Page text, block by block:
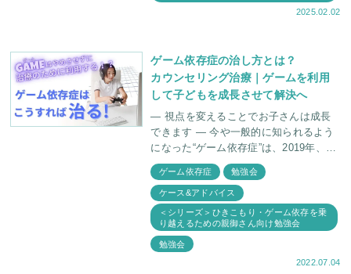
2025.02.02
ゲーム依存症の治し方とは？
カウンセリング治療｜ゲームを利用
して子どもを成長させて解決へ
— 視点を変えることでお子さんは成長
できます ― 今や一般的に知られるよう
になった“ゲーム依存症”は、2019年、Ｗ
ＨＯ（世界保健機関）により「ゲーム障
害」の病名で国際疾病として認定され
ゲーム依存症 勉強会
ケース&アドバイス
＜シリーズ＞ひきこもり・ゲーム依存を乗
り越えるための親御さん向け勉強会
勉強会
2022.07.04